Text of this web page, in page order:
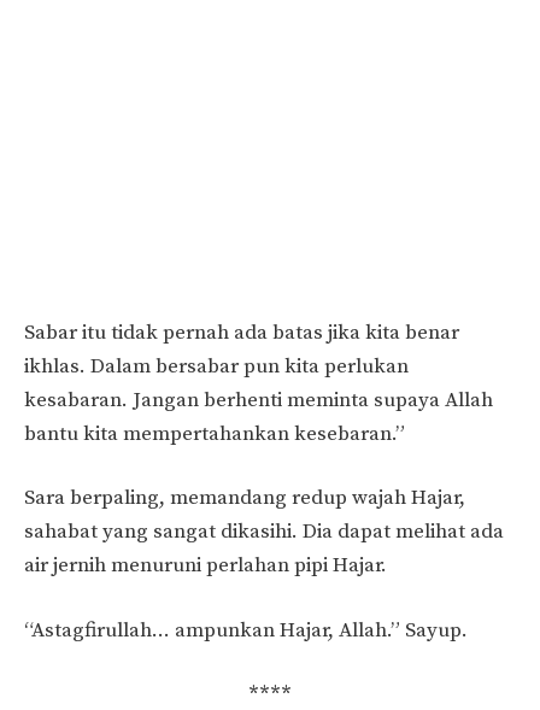
Sabar itu tidak pernah ada batas jika kita benar
ikhlas. Dalam bersabar pun kita perlukan
kesabaran. Jangan berhenti meminta supaya Allah
bantu kita mempertahankan kesebaran.”
Sara berpaling, memandang redup wajah Hajar,
sahabat yang sangat dikasihi. Dia dapat melihat ada
air jernih menuruni perlahan pipi Hajar.
“Astagfirullah… ampunkan Hajar, Allah.” Sayup.
****